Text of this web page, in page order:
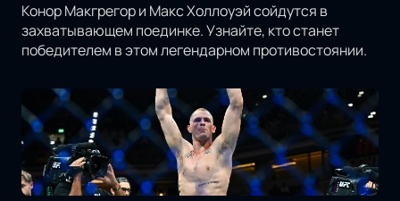
Конор Макгрегор и Макс Холлоуэй сойдутся в
захватывающем поединке. Узнайте, кто станет
победителем в этом легендарном противостоянии.